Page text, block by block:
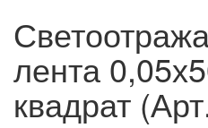
лента
квадрат